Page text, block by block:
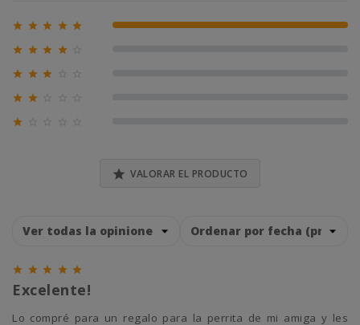
     100% (1)
   
  
 

 VALORAR EL PRODUCTO
    
Excelente!
Lo compré para un regalo para la perrita de mi amiga y les